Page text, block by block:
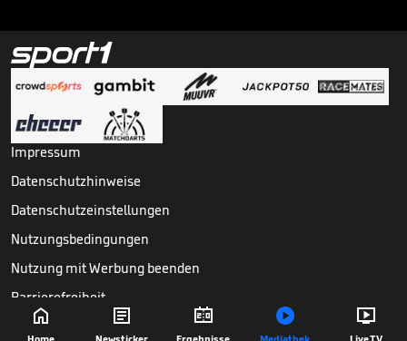
    
Impressum
Datenschutzhinweise
Datenschutzeinstellungen
Nutzungsbedingungen
Nutzung mit Werbung beenden
Barrierefreiheit
Copyright © Sport1 GmbH. Alle Rechte vorbehalten.